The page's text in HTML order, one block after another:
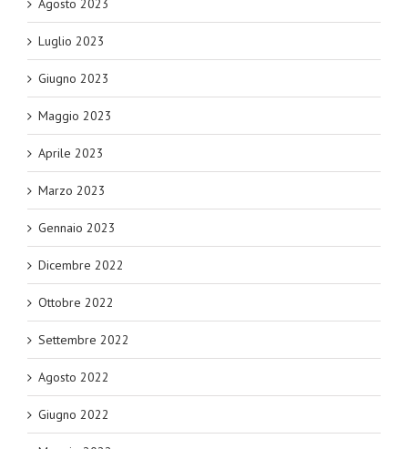
Agosto 2023
Luglio 2023
Giugno 2023
Maggio 2023
Aprile 2023
Marzo 2023
Gennaio 2023
Dicembre 2022
Ottobre 2022
Settembre 2022
Agosto 2022
Giugno 2022